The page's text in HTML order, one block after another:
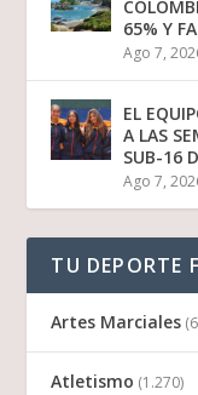
65% Y
Ago 7,
EL
A LAS
SUB-16
Ago 7,
TU DEPORTE
Artes Marciales
Atletismo (1.270)